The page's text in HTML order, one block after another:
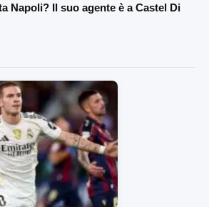
Napoli? Il suo agente è a Castel Di